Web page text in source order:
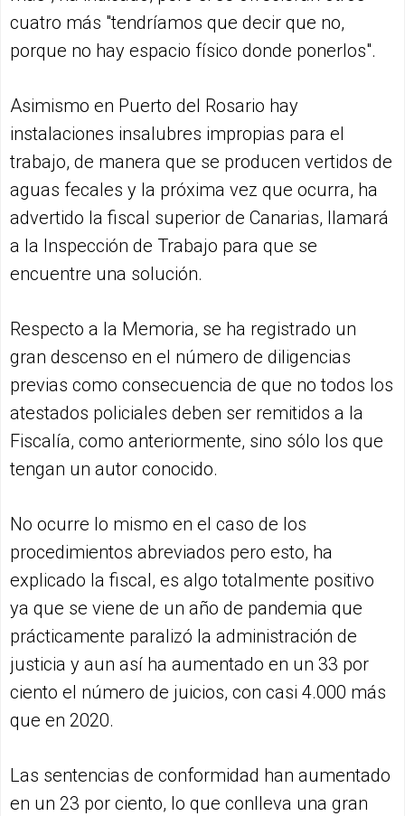
cuatro más "tendríamos que decir que no,
porque no hay espacio físico donde ponerlos".
Asimismo en Puerto del Rosario hay
instalaciones insalubres impropias para el
trabajo, de manera que se producen vertidos de
aguas fecales y la próxima vez que ocurra, ha
advertido la fiscal superior de Canarias, llamará
a la Inspección de Trabajo para que se
encuentre una solución.
Respecto a la Memoria, se ha registrado un
gran descenso en el número de diligencias
previas como consecuencia de que no todos los
atestados policiales deben ser remitidos a la
Fiscalía, como anteriormente, sino sólo los que
tengan un autor conocido.
No ocurre lo mismo en el caso de los
procedimientos abreviados pero esto, ha
explicado la fiscal, es algo totalmente positivo
ya que se viene de un año de pandemia que
prácticamente paralizó la administración de
justicia y aun así ha aumentado en un 33 por
ciento el número de juicios, con casi 4.000 más
que en 2020.
Las sentencias de conformidad han aumentado
en un 23 por ciento, lo que conlleva una gran